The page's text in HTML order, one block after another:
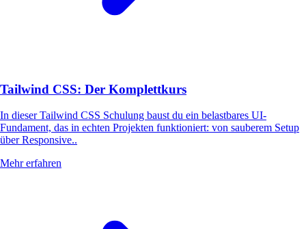
Tailwind CSS: Der Komplettkurs
In dieser Tailwind CSS Schulung baust du ein belastbares UI-
Fundament, das in echten Projekten funktioniert: von sauberem Setup
über Responsive..
Mehr erfahren